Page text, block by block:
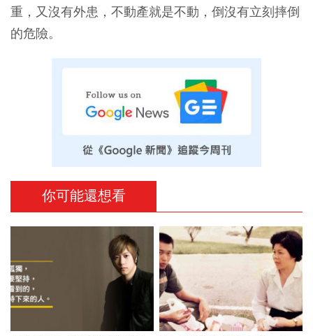
重，又沒有外患，不動產就是不動，倒沒有立刻摔倒
的危險。
你可能還想看